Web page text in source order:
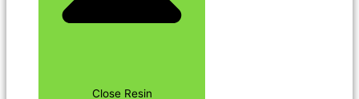
Close Resin